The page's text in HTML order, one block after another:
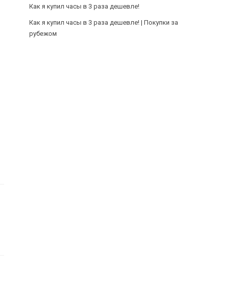
Как я купил часы в 3 раза дешевле!
Как я купил часы в 3 раза дешевле! | Покупки за
рубежом